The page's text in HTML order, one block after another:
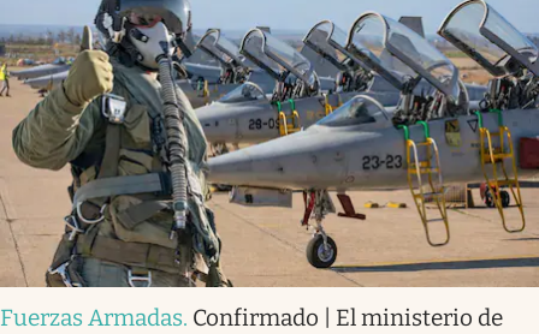
Fuerzas Armadas. Confirmado | El ministerio de